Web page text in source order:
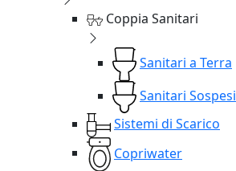
Coppia Sanitari
Sanitari a Terra
Sanitari Sospesi
Sistemi di Scarico
Copriwater